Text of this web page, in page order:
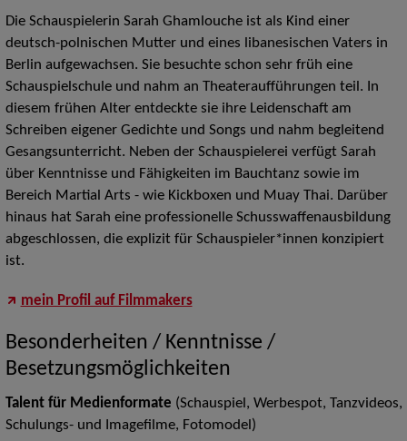
Die Schauspielerin Sarah Ghamlouche ist als Kind einer
deutsch-polnischen Mutter und eines libanesischen Vaters in
Berlin aufgewachsen. Sie besuchte schon sehr früh eine
Schauspielschule und nahm an Theateraufführungen teil. In
diesem frühen Alter entdeckte sie ihre Leidenschaft am
Schreiben eigener Gedichte und Songs und nahm begleitend
Gesangsunterricht. Neben der Schauspielerei verfügt Sarah
über Kenntnisse und Fähigkeiten im Bauchtanz sowie im
Bereich Martial Arts - wie Kickboxen und Muay Thai. Darüber
hinaus hat Sarah eine professionelle Schusswaffenausbildung
abgeschlossen, die explizit für Schauspieler*innen konzipiert
ist.
mein Profil auf Filmmakers
Besonderheiten / Kenntnisse /
Besetzungsmöglichkeiten
Talent für Medienformate (Schauspiel, Werbespot, Tanzvideos,
Schulungs- und Imagefilme, Fotomodel)